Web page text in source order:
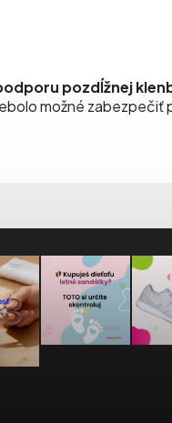
pozdĺžnej
možné zabezpečiť